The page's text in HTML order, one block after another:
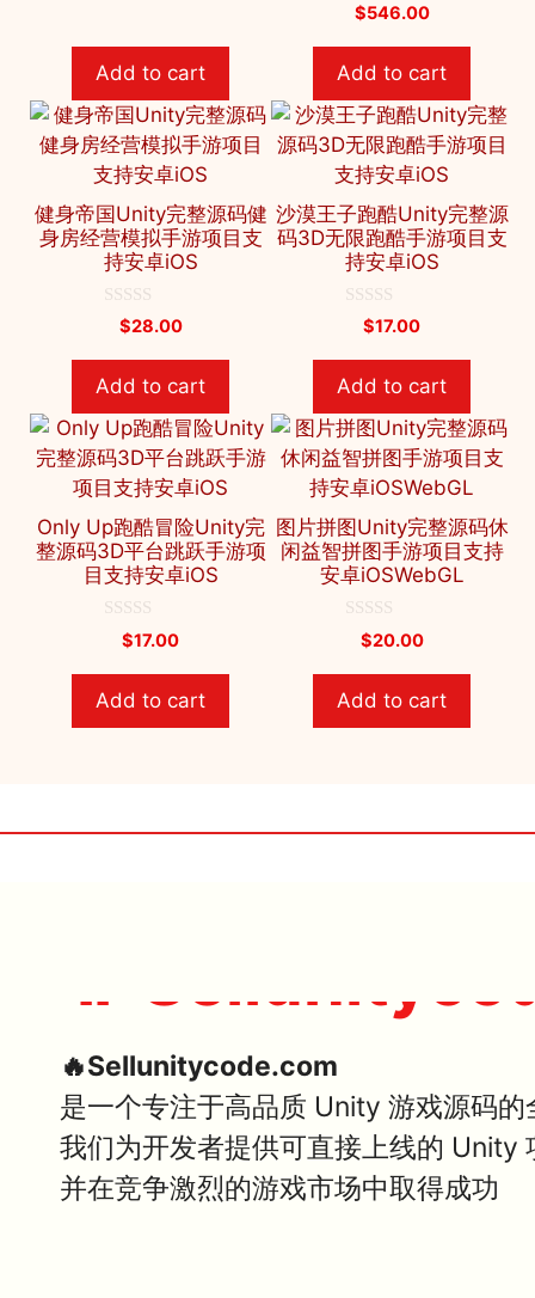
Add to cart
o
5
$546.00
Add to cart
健身帝国Unity完整源码健
身房经营模拟手游项目支
持安卓iOS
o
5
$28.00
Add to cart
沙漠王子跑酷Unity完整源
码3D无限跑酷手游项目支
持安卓iOS
o
5
$17.00
Add to cart
Only Up跑酷冒险Unity完
整源码3D平台跳跃手游项
目支持安卓iOS
o
5
$17.00
Add to cart
图片拼图Unity完整源码休
闲益智拼图手游项目支持
安卓iOSWebGL
o
5
$20.00
Add to cart
🔥
🔥Sellunitycode.com
是一个专注于高品质 Unity 游戏源码的
我们为开发者提供可直接上线的 Unity
并在竞争激烈的游戏市场中取得成功